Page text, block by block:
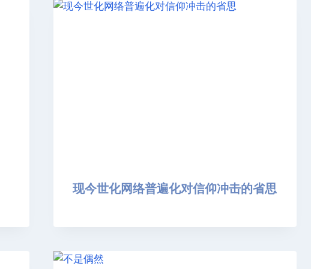
现今世化网络普遍化对信仰冲击的省思